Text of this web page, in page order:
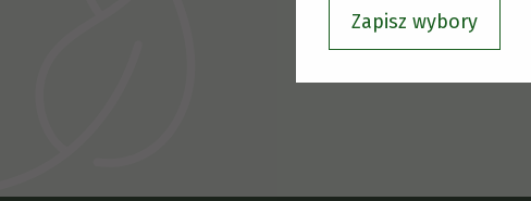
Zapisz wybory